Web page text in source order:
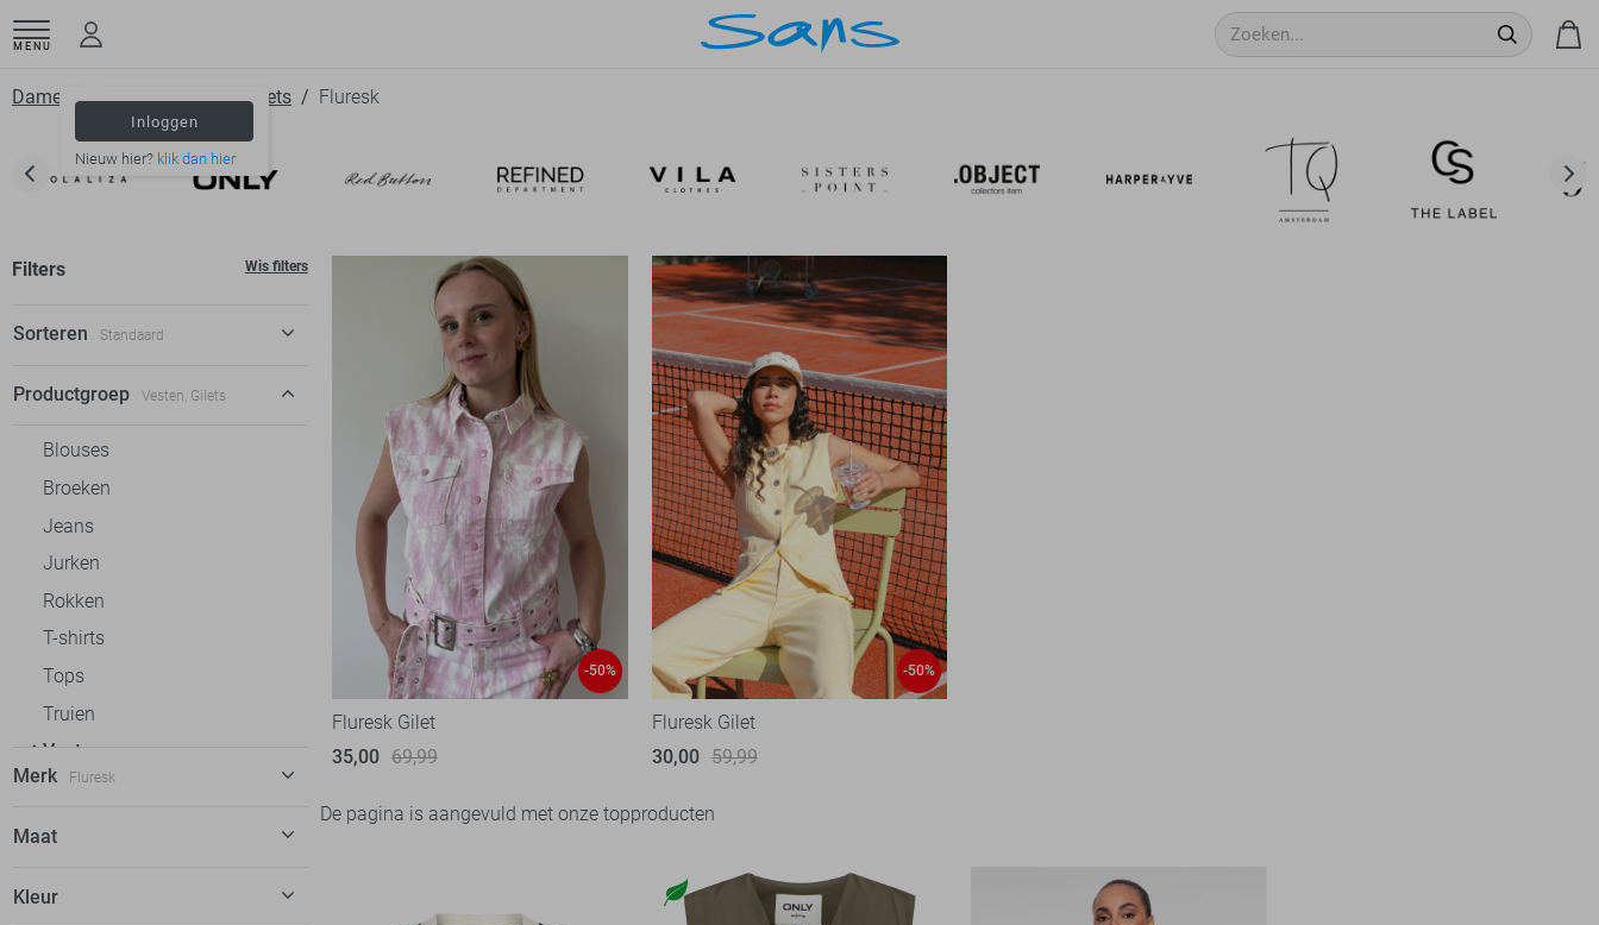
MENU
Inloggen
Nieuw hier? klik dan hier
Dameskleding Vesten Gilets Fluresk
Filters Wis filters
Sorteren Standaard
Standaard
Productgroep Vesten, Gilets
Blouses
Broeken
Jeans
Jurken
Rokken
T-shirts
Tops
Truien
Vesten
Gilets
Jassen
Merk Fluresk
C&S The Label 1
FOS Amsterdam
Maat
34
Kleur
-50%
Fluresk Gilet
35,00 69,99
-50%
Fluresk Gilet
30,00 59,99
De pagina is aangevuld met onze topproducten